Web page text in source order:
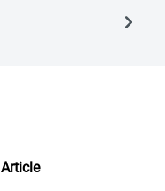
Article